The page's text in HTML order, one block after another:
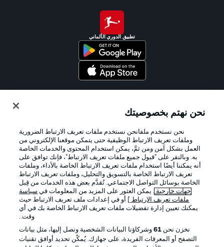
تطبيق الدوري الألماني
الإعلانات الإخطارات القانونية
شروط الاستخدام الوظائف
نحن نهتم بخصوصيتك
نحن نستخدم ملفانحن نستخدم ملفات تعريف الارتباط الضرورية
وملفات تعريف الارتباط الوظيفية حتى يتمكن موقعنا الإلكتروني من
العمل بشكل آمن ومن ثمَّ، يمكن استخدام المحتوى والخدمات الخاصة
به. وبالنقر على "قبول جميع ملفات تعريف الارتباط"، فإنك توافق على
أنه يمكننا أيضًا استخدام ملفات تعريف الارتباط الخاصة بالأداء، وملفات
تعريف الارتباط الخاصة بالتسويق والتحليل، وملفات تعريف الارتباط
الخاصة بوسائل التواصل الاجتماعي. تُقدَّم بعض هذه الخدمات من قِبل
جهات خارجية . يمكن العثور على المزيد من المعلومات في سياسة
ملفات تعريف الارتباط
] أو في إعدادات ملف تعريف الارتباط حيث
يمكنك تعيين إدارة تفضيلات ملفات تعريف الارتباط الخاصة بك في أي
وقت..
نخزن نحن 61وشركاؤنا البيانات الشخصية ونصل إليها، مثل بيانات
التصفح أو المعرفات الفريدة، على جهازك. يُمكّن تحديد أوافق تقنيات